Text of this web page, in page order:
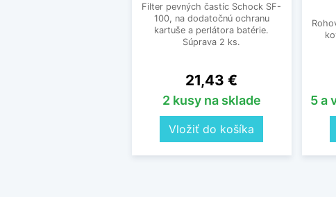
Filter pevných častíc Schock SF-
100, na dodatočnú ochranu
kartuše a perlátora batérie.
Súprava 2 ks.
Cena
21,43 €
2 kusy na sklade
Vložiť do košíka
5 a